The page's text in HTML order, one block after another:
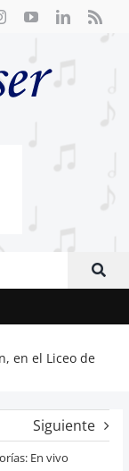
en el Liceo de
Siguiente
En vivo